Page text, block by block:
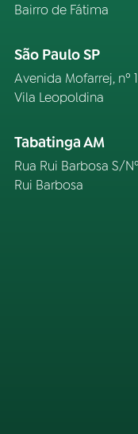
Bairro de Fátima
São Paulo SP
Avenida Mofarrej, nº
Vila Leopoldina
Tabatinga AM
Rua Rui Barbosa S/Nº
Rui Barbosa